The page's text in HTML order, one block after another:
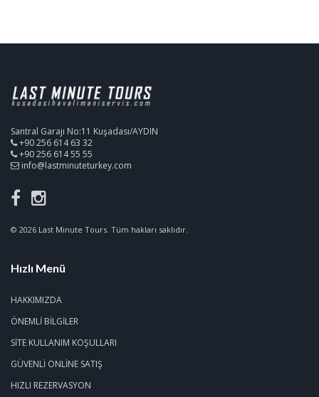
Santral Garajı No:11 Kuşadası/AYDIN
+90 256 614 63 32
+90 256 614 55 55
info@lastminuteturkey.com
© 2026 Last Minute Tours. Tüm hakları saklıdır.
Hızlı Menü
HAKKIMIZDA
ÖNEMLI BILGILER
SITE KULLANIM KOŞULLARI
GÜVENLI ONLINE SATIŞ
HIZLI REZERVASYON